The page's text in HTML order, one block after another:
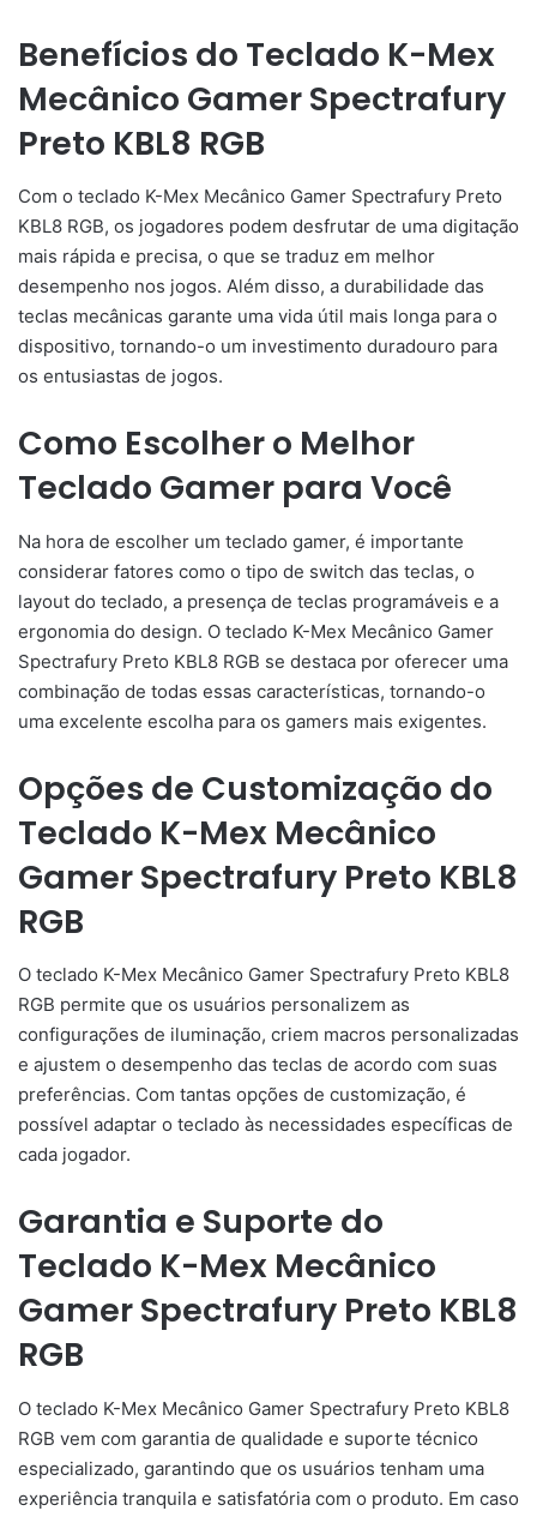
Benefícios do Teclado K-Mex
Mecânico Gamer Spectrafury
Preto KBL8 RGB
Com o teclado K-Mex Mecânico Gamer Spectrafury Preto
KBL8 RGB, os jogadores podem desfrutar de uma digitação
mais rápida e precisa, o que se traduz em melhor
desempenho nos jogos. Além disso, a durabilidade das
teclas mecânicas garante uma vida útil mais longa para o
dispositivo, tornando-o um investimento duradouro para
os entusiastas de jogos.
Como Escolher o Melhor
Teclado Gamer para Você
Na hora de escolher um teclado gamer, é importante
considerar fatores como o tipo de switch das teclas, o
layout do teclado, a presença de teclas programáveis e a
ergonomia do design. O teclado K-Mex Mecânico Gamer
Spectrafury Preto KBL8 RGB se destaca por oferecer uma
combinação de todas essas características, tornando-o
uma excelente escolha para os gamers mais exigentes.
Opções de Customização do
Teclado K-Mex Mecânico
Gamer Spectrafury Preto KBL8
RGB
O teclado K-Mex Mecânico Gamer Spectrafury Preto KBL8
RGB permite que os usuários personalizem as
configurações de iluminação, criem macros personalizadas
e ajustem o desempenho das teclas de acordo com suas
preferências. Com tantas opções de customização, é
possível adaptar o teclado às necessidades específicas de
cada jogador.
Garantia e Suporte do
Teclado K-Mex Mecânico
Gamer Spectrafury Preto KBL8
RGB
O teclado K-Mex Mecânico Gamer Spectrafury Preto KBL8
RGB vem com garantia de qualidade e suporte técnico
especializado, garantindo que os usuários tenham uma
experiência tranquila e satisfatória com o produto. Em caso